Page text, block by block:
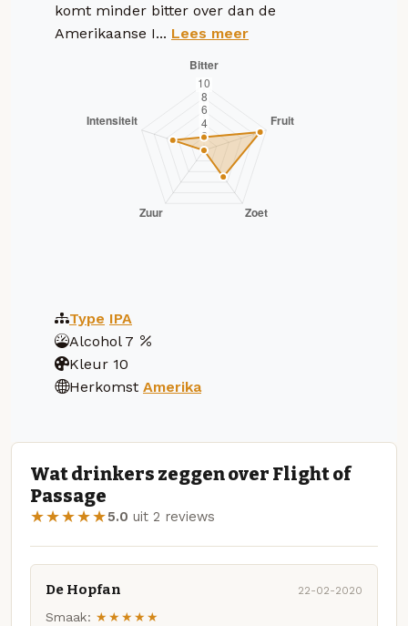
komt minder bitter over dan de
Amerikaanse I... Lees meer
Type IPA
Alcohol 7
Kleur 10
Herkomst Amerika
Wat drinkers zeggen over Flight of
Passage
★★★★★5.0 uit 2 reviews
De Hopfan 22-02-2020
Smaak: ★★★★★